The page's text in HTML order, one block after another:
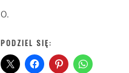
O.
PODZIEL SIĘ: